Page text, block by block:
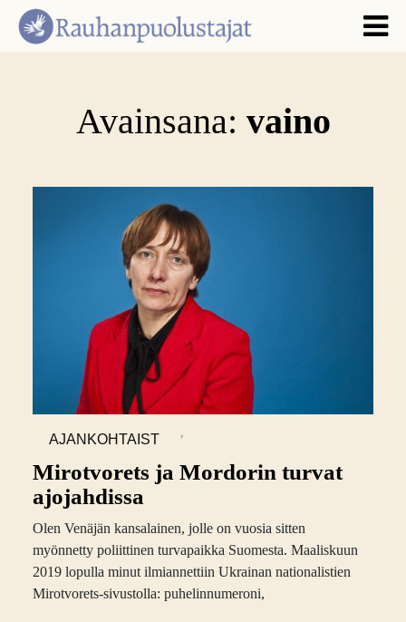
Avainsana: vaino
AJANKOHTAIST
Mirotvorets ja Mordorin turvat
ajojahdissa
Olen Venäjän kansalainen, jolle on vuosia sitten
myönnetty poliittinen turvapaikka Suomesta. Maaliskuun
2019 lopulla minut ilmiannettiin Ukrainan nationalistien
Mirotvorets-sivustolla: puhelinnumeroni,